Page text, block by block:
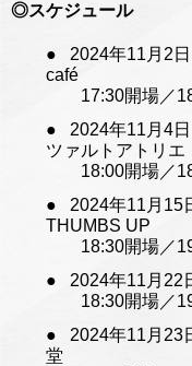
◎スケジュール
2024年11月2
café
17:30開場／
2024年11月4
ツァルトアトリエ
18:00開場／
2024年11月15
THUMBS UP
18:30開場／
2024年11月22
18:30開場／
2024年11月23
堂